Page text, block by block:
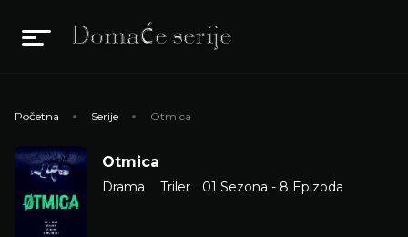
Početna Serije Otmica
Otmica
Drama Triler 01 Sezona - 8 Epizoda